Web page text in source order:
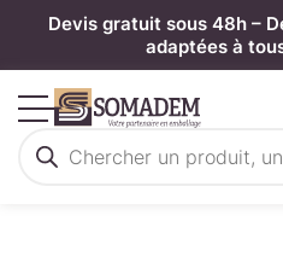
Devis gratuit sous 48h –
adaptées à
de
Panneau de gestion des